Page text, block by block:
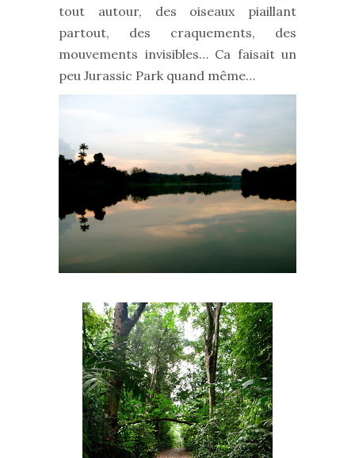
tout autour, des oiseaux piaillant
partout, des craquements, des
mouvements invisibles… Ca faisait un
peu Jurassic Park quand même…